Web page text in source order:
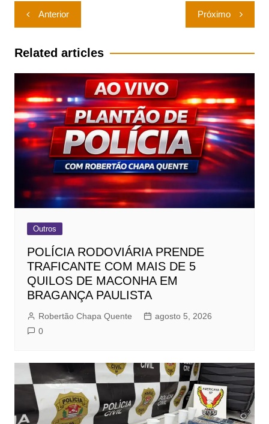
Navegação
de
Post
Anterior Próximo
Related articles
Outros
POLÍCIA RODOVIÁRIA PRENDE
TRAFICANTE COM MAIS DE 5
QUILOS DE MACONHA EM
BRAGANÇA PAULISTA
Robertão Chapa Quente
agosto 5, 2026
0